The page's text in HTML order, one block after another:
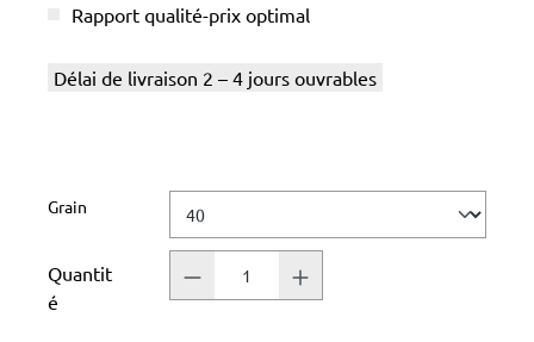
Rapport qualité-prix optimal
Délai de livraison 2 – 4 jours ouvrables
Sélectionnez
Grain
Quantit
é